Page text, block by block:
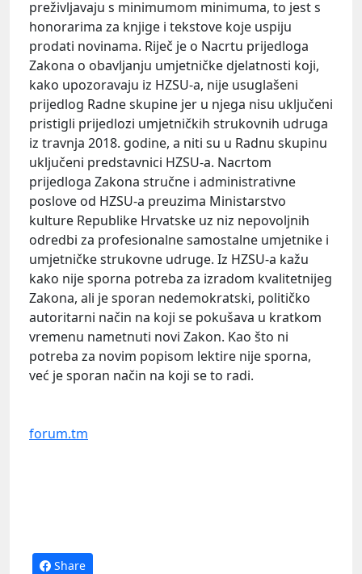
preživljavaju s minimumom minimuma, to jest s
honorarima za knjige i tekstove koje uspiju
prodati novinama. Riječ je o Nacrtu prijedloga
Zakona o obavljanju umjetničke djelatnosti koji,
kako upozoravaju iz HZSU-a, nije usuglašeni
prijedlog Radne skupine jer u njega nisu uključeni
pristigli prijedlozi umjetničkih strukovnih udruga
iz travnja 2018. godine, a niti su u Radnu skupinu
uključeni predstavnici HZSU-a. Nacrtom
prijedloga Zakona stručne i administrativne
poslove od HZSU-a preuzima Ministarstvo
kulture Republike Hrvatske uz niz nepovoljnih
odredbi za profesionalne samostalne umjetnike i
umjetničke strukovne udruge. Iz HZSU-a kažu
kako nije sporna potreba za izradom kvalitetnijeg
Zakona, ali je sporan nedemokratski, političko
autoritarni način na koji se pokušava u kratkom
vremenu nametnuti novi Zakon. Kao što ni
potreba za novim popisom lektire nije sporna,
već je sporan način na koji se to radi.
forum.tm
Share